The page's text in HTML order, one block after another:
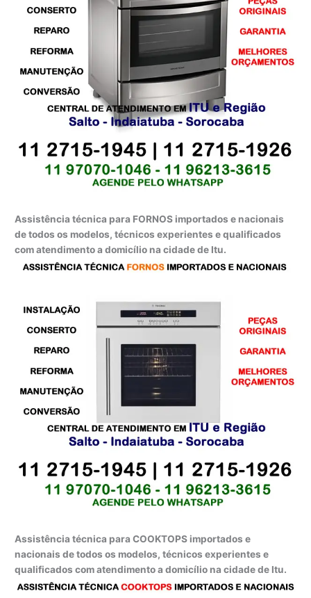
Assistência técnica para FORNOS importados e nacionais
de todos os modelos, técnicos experientes e qualificados
com atendimento a domicílio na cidade de Itu.
Assistência técnica para COOKTOPS importados e
nacionais de todos os modelos, técnicos experientes e
qualificados com atendimento a domicílio na cidade de Itu.